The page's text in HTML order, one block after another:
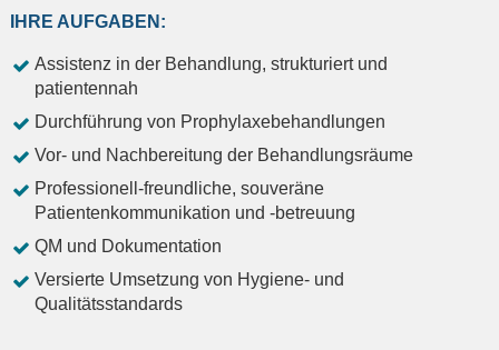
IHRE AUFGABEN:
Assistenz in der Behandlung, strukturiert und
patientennah
Durchführung von Prophylaxebehandlungen
Vor- und Nachbereitung der Behandlungsräume
Professionell-freundliche, souveräne
Patientenkommunikation und -betreuung
QM und Dokumentation
Versierte Umsetzung von Hygiene- und
Qualitätsstandards